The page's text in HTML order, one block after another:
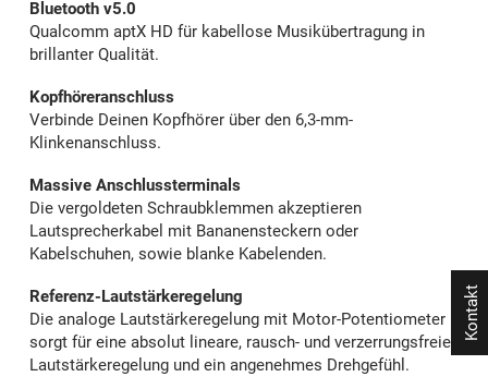
Bluetooth v5.0
Qualcomm aptX HD für kabellose Musikübertragung in
brillanter Qualität.
Kopfhöreranschluss
Verbinde Deinen Kopfhörer über den 6,3-mm-
Klinkenanschluss.
Massive Anschlussterminals
Die vergoldeten Schraubklemmen akzeptieren
Lautsprecherkabel mit Bananensteckern oder
Kabelschuhen, sowie blanke Kabelenden.
Referenz-Lautstärkeregelung
Die analoge Lautstärkeregelung mit Motor-Potentiometer
sorgt für eine absolut lineare, rausch- und verzerrungsfreie
Lautstärkeregelung und ein angenehmes Drehgefühl.
Kontakt